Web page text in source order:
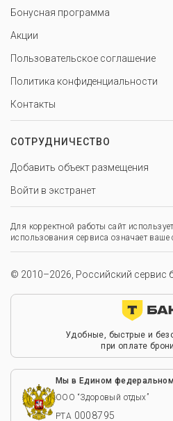
Бонусная программа
Акции
Пользовательское соглашение
Политика конфиденциальности
Контакты
СОТРУДНИЧЕСТВО
Добавить объект размещения
Войти в экстранет
Для корректной работы сайт
использования сервиса означает ваше
© 2010–2026, Российский сервис
Удобные, быстрые и
при оплате
Мы в Едином федеральном
ООО “Здоровый отдых”
РТА 0008795